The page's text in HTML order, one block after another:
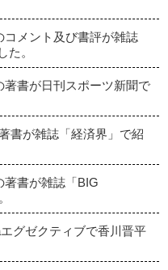
メント及び書評が雑誌
た。
書が日刊スポーツ新聞で
書が雑誌「経済界」で紹
書が雑誌「BIG
グゼクティブで香川晋平